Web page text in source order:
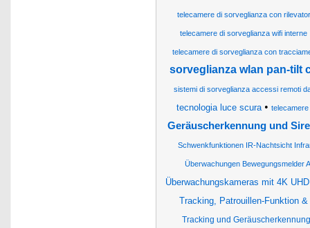
telecamere di sorveglianza con
telecamere di sorveglianza wifi interne
telecamere di sorveglianza con
sorveglianza wlan pan-tilt
sistemi di sorveglianza accessi remoti
tecnologia luce scura•
Geräuscherkennung und
Schwenkfunktionen IR-Nachtsicht
Überwachungen Bewegungsmelder
Überwachungskameras mit 4K
Tracking, Patrouillen-Funktion &
Tracking und Geräuscherkennung